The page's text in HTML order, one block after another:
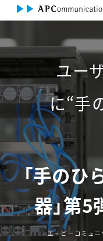
ユー
に“手
「手のひ
器」第
エーピーコミュ